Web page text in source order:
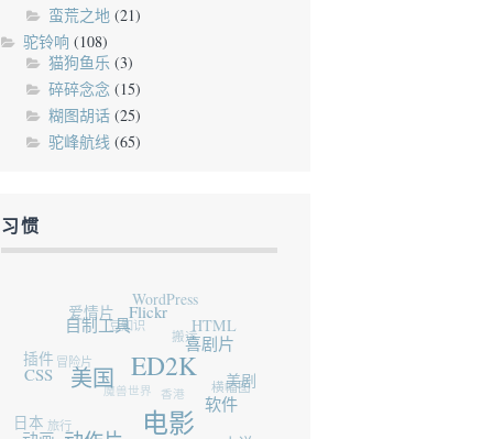
蛮荒之地(21)
驼铃响 (108)
猫狗鱼乐 (3)
碎碎念念 (15)
糊图胡话(25)
驼峰航线 (65)
习惯
ED2K
美国
软件
喜剧片
Flickr
自制工具
CSS
动画
美剧
HTML
WordPress
爱情片
插件
日本
横幅图
搬运
豆知识
香港
魔兽世界